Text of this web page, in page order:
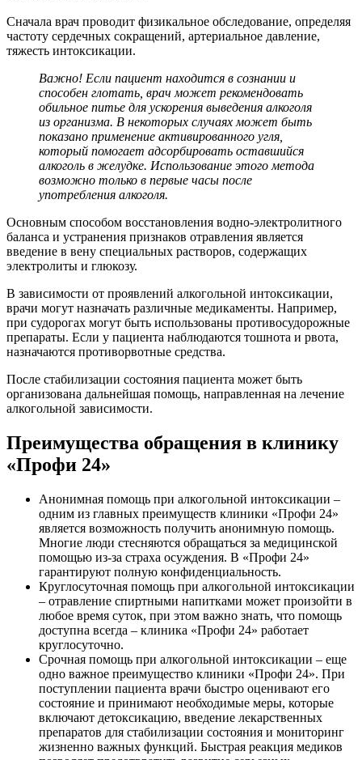
Сначала врач проводит физикальное обследование, определяя
частоту сердечных сокращений, артериальное давление,
тяжесть интоксикации.
Важно! Если пациент находится в сознании и
способен глотать, врач может рекомендовать
обильное питье для ускорения выведения алкоголя
из организма. В некоторых случаях может быть
показано применение активированного угля,
который помогает адсорбировать оставшийся
алкоголь в желудке. Использование этого метода
возможно только в первые часы после
употребления алкоголя.
Основным способом восстановления водно-электролитного
баланса и устранения признаков отравления является
введение в вену специальных растворов, содержащих
электролиты и глюкозу.
В зависимости от проявлений алкогольной интоксикации,
врачи могут назначать различные медикаменты. Например,
при судорогах могут быть использованы противосудорожные
препараты. Если у пациента наблюдаются тошнота и рвота,
назначаются противорвотные средства.
После стабилизации состояния пациента может быть
организована дальнейшая помощь, направленная на лечение
алкогольной зависимости.
Преимущества обращения в клинику
«Профи 24»
Анонимная помощь при алкогольной интоксикации –
одним из главных преимуществ клиники «Профи 24»
является возможность получить анонимную помощь.
Многие люди стесняются обращаться за медицинской
помощью из-за страха осуждения. В «Профи 24»
гарантируют полную конфиденциальность.
Круглосуточная помощь при алкогольной интоксикации
– отравление спиртными напитками может произойти в
любое время суток, при этом важно знать, что помощь
доступна всегда – клиника «Профи 24» работает
круглосуточно.
Срочная помощь при алкогольной интоксикации – еще
одно важное преимущество клиники «Профи 24». При
поступлении пациента врачи быстро оценивают его
состояние и принимают необходимые меры, которые
включают детоксикацию, введение лекарственных
препаратов для стабилизации состояния и мониторинг
жизненно важных функций. Быстрая реакция медиков